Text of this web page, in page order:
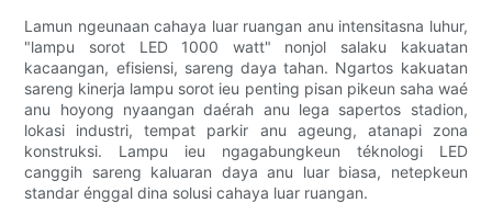
Lamun ngeunaan cahaya luar ruangan anu intensitasna luhur,
"lampu sorot LED 1000 watt" nonjol salaku kakuatan
kacaangan, efisiensi, sareng daya tahan. Ngartos kakuatan
sareng kinerja lampu sorot ieu penting pisan pikeun saha waé
anu hoyong nyaangan daérah anu lega sapertos stadion,
lokasi industri, tempat parkir anu ageung, atanapi zona
konstruksi. Lampu ieu ngagabungkeun téknologi LED
canggih sareng kaluaran daya anu luar biasa, netepkeun
standar énggal dina solusi cahaya luar ruangan.